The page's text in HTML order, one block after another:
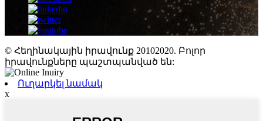
© Հեղինակային իրավունք 20102020. Բոլոր
իրավունքները պաշտպանված են:
Ուղարկել նամակ
x